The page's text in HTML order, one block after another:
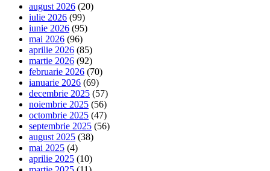
august 2026 (20)
iulie 2026 (99)
iunie 2026 (95)
mai 2026 (96)
aprilie 2026 (85)
martie 2026 (92)
februarie 2026 (70)
ianuarie 2026 (69)
decembrie 2025 (57)
noiembrie 2025 (56)
octombrie 2025 (47)
septembrie 2025 (56)
august 2025 (38)
mai 2025 (4)
aprilie 2025 (10)